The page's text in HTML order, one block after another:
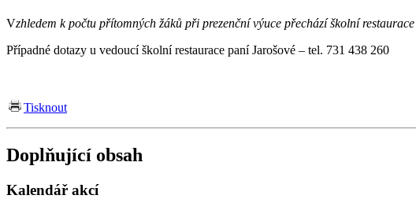
Vzhledem k počtu přítomných žáků při prezenční výuce přechází školní
Případné dotazy u vedoucí školní restaurace paní Jarošové – tel. 731 438 260
Tisknout
Doplňující obsah
Kalendář akcí